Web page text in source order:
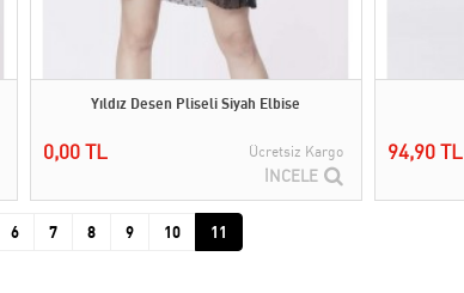
Yıldız Desen Pliseli Siyah Elbise
0,00 TL Ücretsiz Kargo
İNCELE
94,90 TL
6 7 8 9 10 11